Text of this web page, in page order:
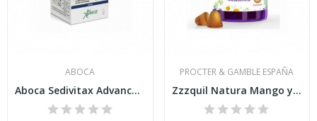
ABOCA
Aboca Sedivitax Advanced Gotas 30ml
PROCTER & GAMBLE ESPAÑA
Zzzquil Natura Mango y Plátano 30 Gummies